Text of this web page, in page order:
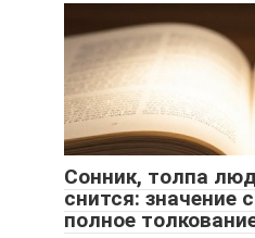
Сонник, толпа
снится: значение
полное